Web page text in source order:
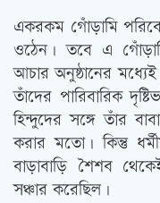
একরকম গোঁড়ামি
ওঠেন। তবে এ
আচার অনুষ্ঠানের
তাঁদের পারিবারিক
হিন্দুদের সঙ্গে তাঁর
করার মতো। কিন্তু
বাড়াবাড়ি শৈশব
সঞ্চার করেছিল।